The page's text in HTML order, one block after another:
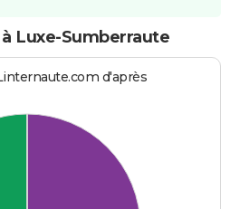
Luxe-Sumberraute
d'après